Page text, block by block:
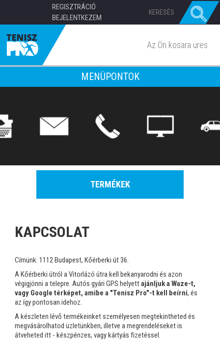
REGISZTRÁCIÓ
BEJELENTKEZEM
Az Ön kosara üres
MENÜPONTOK
TERMÉKEK
KAPCSOLAT
Címünk: 1112 Budapest, Kőérberki út 36.
A Kőérberki útról a Vitorlázó útra kell bekanyarodni és azon
végigjönni a telepre. Autós gyári GPS helyettajánljuk a Waze-t,
vagy Google térképet, amibe a "Tenisz Pro"-t kell beírni, és
az így pontosan idehoz.
A készleten lévő termékeinket személyesen megtekintheted és
megvásárolhatod üzletünkben, illetve a megrendeléseket is
átveheted itt - készpénzes, vagy kártyás fizetéssel.